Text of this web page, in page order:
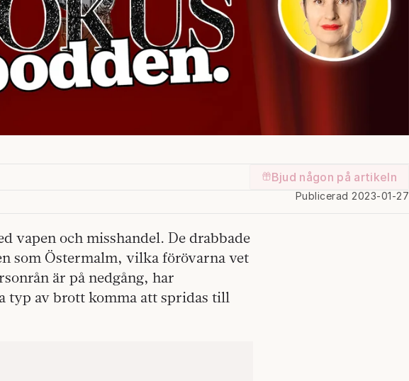
Bjud någon på artikeln
Publicerad 2023-01-27
vapen och misshandel. De drabbade
som Östermalm, vilka förövarna vet
är på nedgång, har
typ av brott komma att spridas till